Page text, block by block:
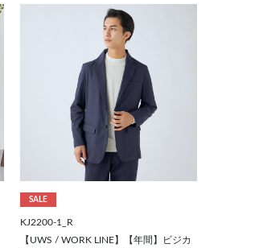
SALE
KJ2200-1_R
【UWS / WORK LINE】【年間】ビジカ